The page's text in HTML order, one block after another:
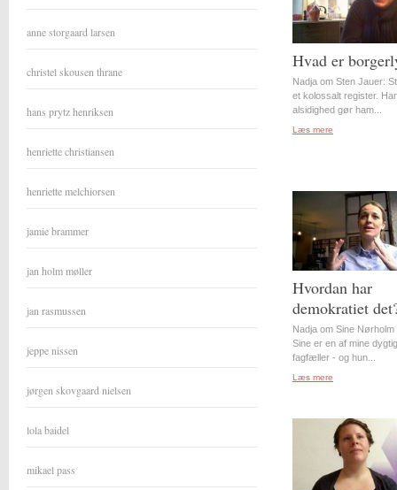
anne storgaard larsen
christel skousen thrane
hans prytz henriksen
henriette christiansen
henriette melchiorsen
jamie brammer
jan holm møller
jan rasmussen
jeppe nissen
jørgen skovgaard nielsen
lola baidel
mikael pass
Hvad er
Nadja om Sten Jauer:
et kolossalt register.
alsidighed gør ham...
Læs mere
Hvordan har
demokratiet
Nadja om Sine
Sine er en af mine
fagfæller - og hun...
Læs mere